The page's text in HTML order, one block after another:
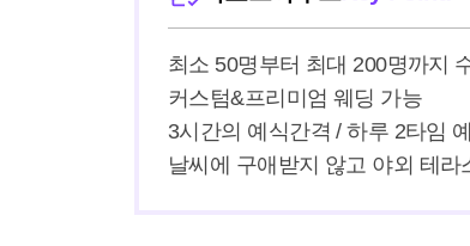
최소 50명부터 최대 200명까지
커스텀&프리미엄 웨딩 가능
3시간의 예식간격 / 하루 2타임
날씨에 구애받지 않고 야외 테